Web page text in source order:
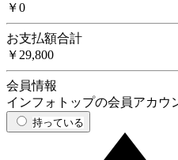
￥0
お支払額合計
￥29,800
会員情報
インフォトップの会員アカウ
持っている